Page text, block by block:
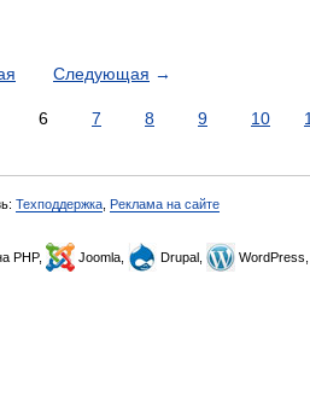
Следующая →
6 7 8 9 10
Техподдержка Реклама на сайте
PHP, Joomla, Drupal, WordPress,